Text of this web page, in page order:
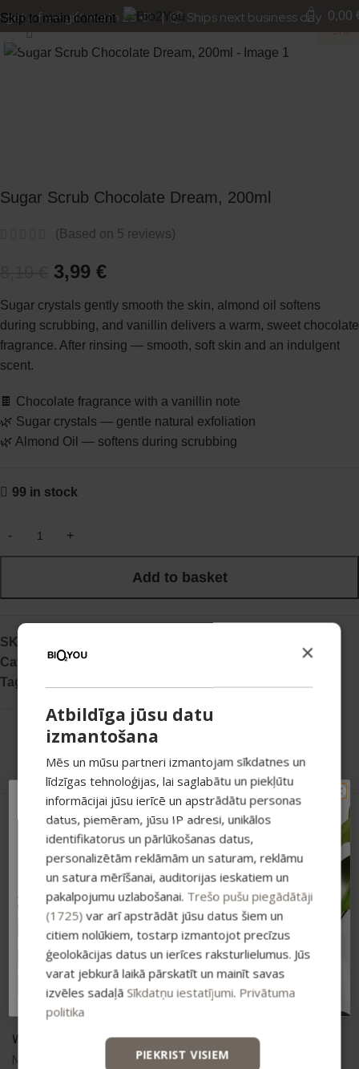
Skip to main content
a free gift worth 25 €! | 📦 Ships next business day.
0 0,00
OUTLET
-51%
Click to enlarge
Sugar Scrub Chocolate Dream, 200ml
(Based on 5 reviews)
3,99 €
Sugar crystals gently smooth the skin, almond oil softens
during scrubbing, and vanillin delivers a warm, sweet chocolate
fragrance. After rinsing — smooth, soft skin and an indulgent
scent.
🍫 Chocolate fragrance with a vanillin note
🌿 Sugar crystals — gentle natural exfoliation
🌿 Almond Oil — softens during scrubbing
99 in stock
Add to basket
SKU:
Category: Body scrubs
Tag:
Returning goods
Vismaņi k-5, G korpuss, Mārupes novads, LV-2167
+371 20626606
ecommerce@bio2you.eu
Working time
Mon. – Fri. 08:00 – 16:30
×
Atbildīga jūsu datu
izmantošana
Mēs un mūsu partneri izmantojam sīkdatnes un
līdzīgas tehnoloģijas, lai saglabātu un piekļūtu
informācijai jūsu ierīcē un apstrādātu personas
datus, piemēram, jūsu IP adresi, unikālos
identifikatorus un pārlūkošanas datus,
personalizētām reklāmām un saturam, reklāmu
un satura mērīšanai, auditorijas ieskatiem un
pakalpojumu uzlabošanai. Trešo pušu piegādātāji
(1725) var arī apstrādāt jūsu datus šiem un
citiem nolūkiem, tostarp izmantojot precīzus
ģeolokācijas datus un ierīces raksturlielumus. Jūs
varat jebkurā laikā pārskatīt un mainīt savas
izvēles sadaļā Sīkdatņu iestatījumi. Privātuma
politika
PIEKRIST VISIEM
TAVAM PIRMAJAM
PIRKUMAM PAPILDUS
-15% ATLAIDE!
Pieraksties jaunumiem un saņem īpašu
atlaidi savam pirmajam pasūtījumam.
Atlaide summējas ar esošajiem piedāvājumiem
pirkumiem virs 25 €
ABONĒT